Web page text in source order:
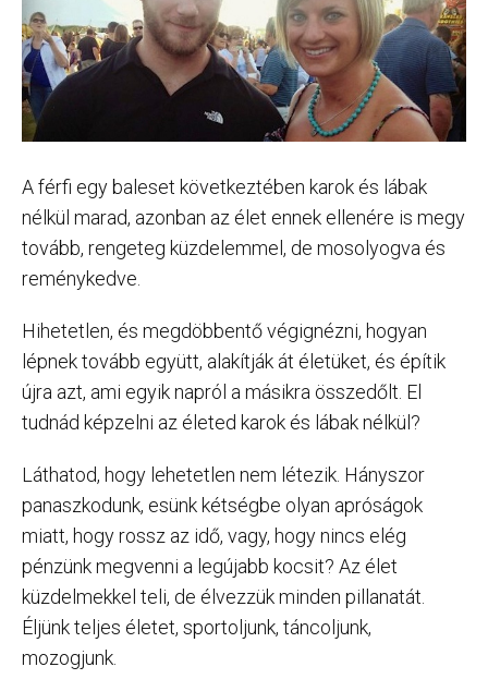
A férfi egy baleset következtében karok és lábak
nélkül marad, azonban az élet ennek ellenére is megy
tovább, rengeteg küzdelemmel, de mosolyogva és
reménykedve.
Hihetetlen, és megdöbbentő végignézni, hogyan
lépnek tovább együtt, alakítják át életüket, és építik
újra azt, ami egyik napról a másikra összedőlt. El
tudnád képzelni az életed karok és lábak nélkül?
Láthatod, hogy lehetetlen nem létezik. Hányszor
panaszkodunk, esünk kétségbe olyan apróságok
miatt, hogy rossz az idő, vagy, hogy nincs elég
pénzünk megvenni a legújabb kocsit? Az élet
küzdelmekkel teli, de élvezzük minden pillanatát.
Éljünk teljes életet, sportoljunk, táncoljunk,
mozogjunk.